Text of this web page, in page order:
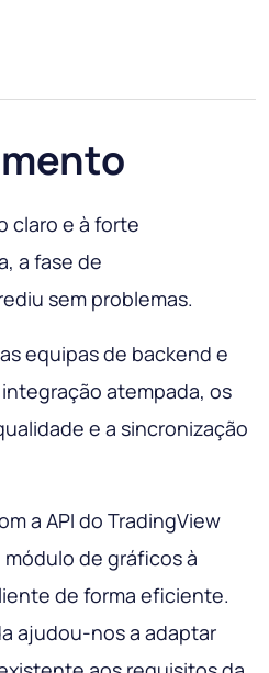
claro e à forte
a fase de
sem problemas.
equipas de backend e
atempada, os
e a sincronização
a API do TradingView
de gráficos à
de forma eficiente.
ajudou-nos a adaptar